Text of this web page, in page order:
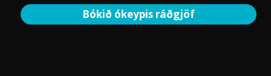
Bókið ókeypis ráðgjöf